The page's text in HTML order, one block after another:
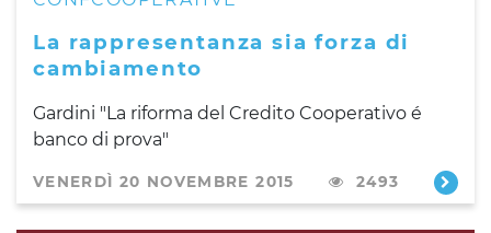
La rappresentanza sia forza di
cambiamento
Gardini "La riforma del Credito Cooperativo é
banco di prova"
VENERDÌ 20 NOVEMBRE 2015 2493